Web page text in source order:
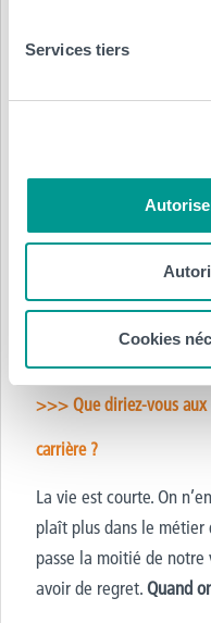
Services tiers
Cookies
aussi beaucoup
mais surtout en fonction
être bien dans sa peau.
peu de nous-mêmes, et
« Si l’on
qu’on
>>> Que diriez-vous aux
carrière ?
La vie est courte. On
plaît plus dans le métier
passe la moitié de
avoir de regret.Quand